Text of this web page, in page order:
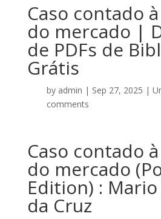
Caso contado
do mercado |
de PDFs de
Grátis
by admin | Sep 27, 2025 |
comments
Caso contado
do mercado
Edition) :
da Cruz